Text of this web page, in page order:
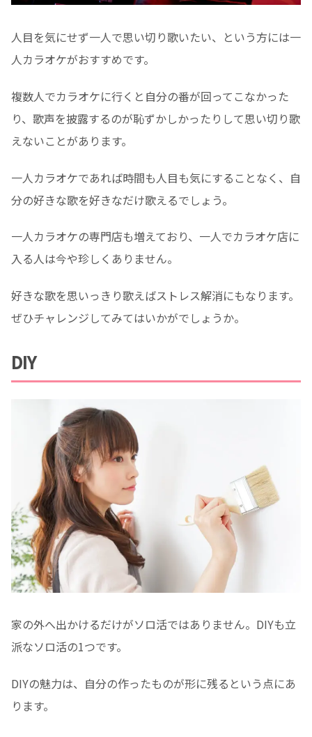
人目を気にせず一人で思い切り歌いたい、という方には一
人カラオケがおすすめです。
複数人でカラオケに行くと自分の番が回ってこなかった
り、歌声を披露するのが恥ずかしかったりして思い切り歌
えないことがあります。
一人カラオケであれば時間も人目も気にすることなく、自
分の好きな歌を好きなだけ歌えるでしょう。
一人カラオケの専門店も増えており、一人でカラオケ店に
入る人は今や珍しくありません。
好きな歌を思いっきり歌えばストレス解消にもなります。
ぜひチャレンジしてみてはいかがでしょうか。
DIY
家の外へ出かけるだけがソロ活ではありません。DIYも立
派なソロ活の1つです。
DIYの魅力は、自分の作ったものが形に残るという点にあ
ります。